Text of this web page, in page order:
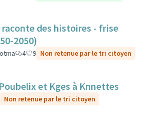
des histoires - frise
2050)
4 9 Non retenue par le tri citoyen
et Kges à Knnettes
Non retenue par le tri citoyen